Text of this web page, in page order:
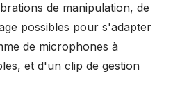
de manipulation, de
possibles pour s'adapter
de microphones à
et d'un clip de gestion